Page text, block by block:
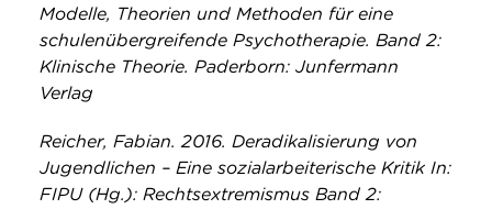
Modelle, Theorien und Methoden für eine
schulenübergreifende Psychotherapie. Band 2:
Klinische Theorie. Paderborn: Junfermann
Verlag
Reicher, Fabian. 2016. Deradikalisierung von
Jugendlichen – Eine sozialarbeiterische Kritik In:
FIPU (Hg.): Rechtsextremismus Band 2: